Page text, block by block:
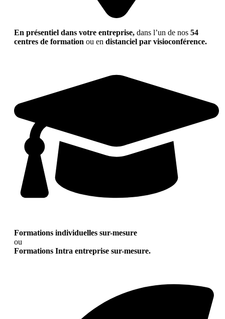
En présentiel dans votre entreprise, dans l’un de nos 54
centres de formation ou en distanciel par visioconférence.
Formations individuelles sur-mesure
ou
Formations Intra entreprise sur-mesure.